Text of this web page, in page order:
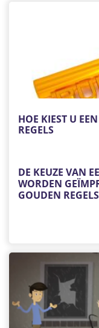
HOE KIEST U
REGELS
DE KEUZE VAN
WORDEN
GOUDEN
Vergelijk
Hieronder
zullen helpen bij